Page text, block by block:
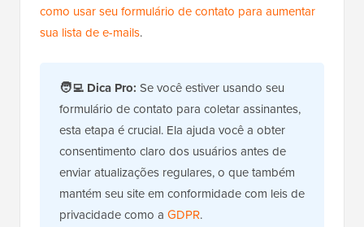
como usar seu formulário de contato para aumentar
sua lista de e-mails.
🧑‍💻 Dica Pro: Se você estiver usando seu
formulário de contato para coletar assinantes,
esta etapa é crucial. Ela ajuda você a obter
consentimento claro dos usuários antes de
enviar atualizações regulares, o que também
mantém seu site em conformidade com leis de
privacidade como a GDPR.